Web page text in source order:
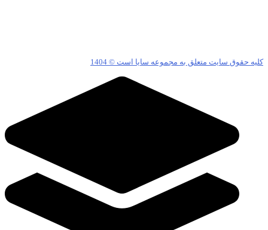
حقوق سایت متعلق به مجموعه سایا است © 1404